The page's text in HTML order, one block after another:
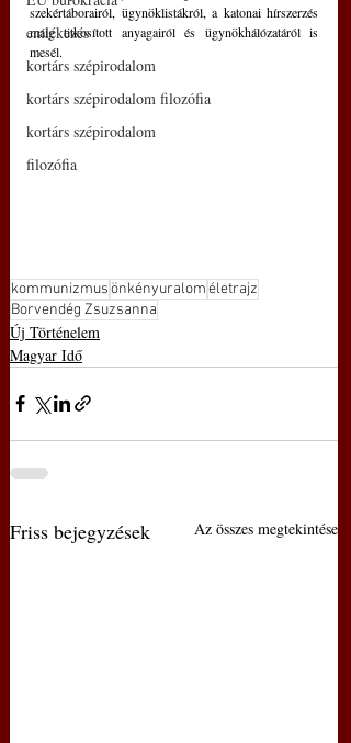
emlékezés
kortárs szépirodalom
kortárs szépirodalom filozófia
kortárs szépirodalom
filozófia
szekértáborairól, ügynöklistákról, a katonai hírszerzés
máig titkosított anyagairól és ügynökhálózatáról is
mesél.
kommunizmusönkényuraloméletrajz
Borvendég Zsuzsanna
Új Történelem
Magyar Idő
Friss bejegyzések Az összes megtekintése